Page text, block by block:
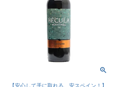
【安心して手に取れる、安スペイン！】